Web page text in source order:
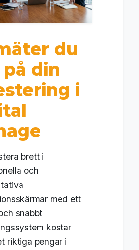
du
på din
i
brett i
och
med ett
snabbt
kostar
riktiga pengar i